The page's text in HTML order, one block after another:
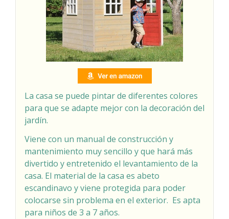
La casa se puede pintar de diferentes colores
para que se adapte mejor con la decoración del
jardín.
Viene con un manual de construcción y
mantenimiento muy sencillo y que hará más
divertido y entretenido el levantamiento de la
casa. El material de la casa es abeto
escandinavo y viene protegida para poder
colocarse sin problema en el exterior. Es apta
para niños de 3 a 7 años.